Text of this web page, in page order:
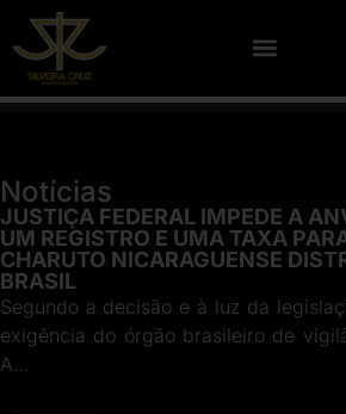
Notícias
JUSTIÇA FEDERAL IMPEDE A
UM REGISTRO E UMA TAXA
CHARUTO NICARAGUENSE
BRASIL
Segundo a decisão e à luz da
exigência do órgão brasileiro de
A…